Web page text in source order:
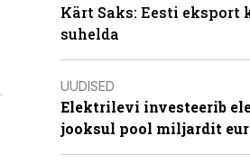
Kärt Saks: Eesti eksport
suhelda
UUDISED
Elektrilevi investeerib
jooksul pool miljardit